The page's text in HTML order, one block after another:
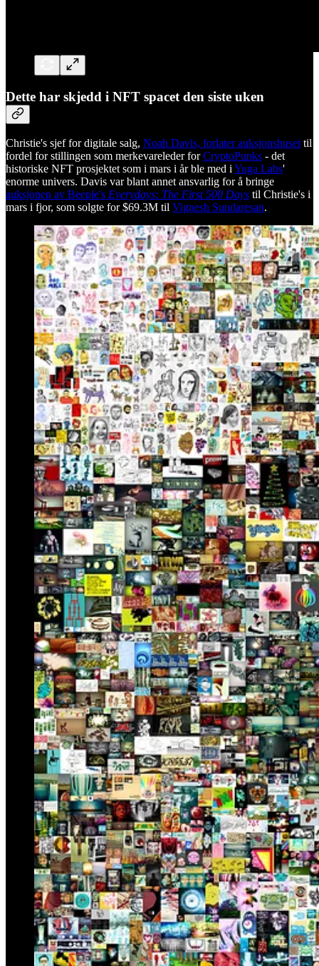
Dette har skjedd i NFT spacet den siste uken
Christie's sjef for digitale salg, Noah Davis, forlater auksjonshuset til
fordel for stillingen som merkevareleder forCryptoPunks - det
historiske NFT prosjektet som i mars i år ble med i Yuga Labs'
enorme univers. Davis var blant annet ansvarlig for å bringe
auksjonen av Beeple's Everydays: The First 500 Days til Christie's i
mars i fjor, som solgte for $69.3M til Vignesh Sundaresan.